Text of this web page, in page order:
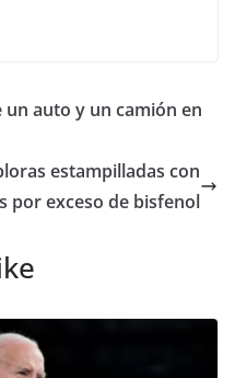
auto y un camión en
estampilladas con
por exceso de bisfenol